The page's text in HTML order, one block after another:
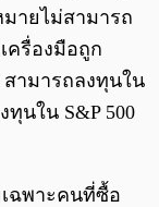
ายไม่สามารถ
ครื่องมือถูก
ามารถลงทุนใน
ทุนใน S&P 500
ฉพาะคนที่ซื้อ